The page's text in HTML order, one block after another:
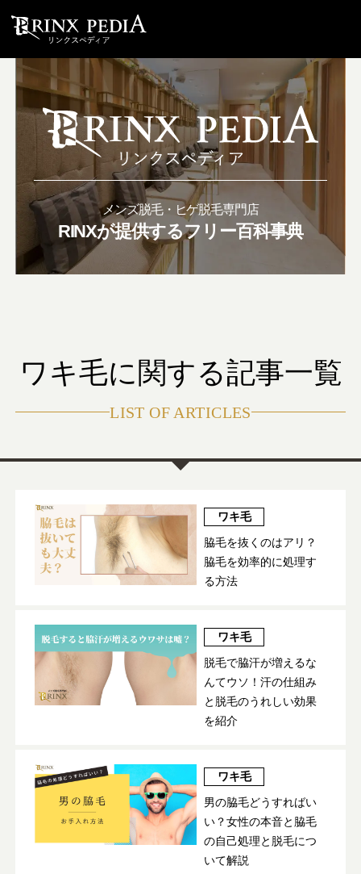
メンズ脱毛・ヒゲ脱毛専門店
RINXが提供するフリー百科事典
ワキ毛に関する記事一覧
LIST OF ARTICLES
ワキ毛
脇毛を抜くのはアリ？
脇毛を効率的に処理す
る方法
ワキ毛
脱毛で脇汗が増えるな
んてウソ！汗の仕組み
と脱毛のうれしい効果
を紹介
ワキ毛
男の脇毛どうすればい
い？女性の本音と脇毛
の自己処理と脱毛につ
いて解説